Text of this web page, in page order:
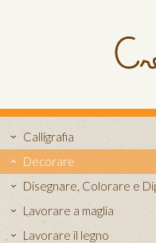
Calligrafia
Decorare
Disegnare, Colorare e
Lavorare a maglia
Lavorare il legno